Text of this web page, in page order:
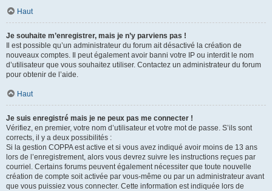
Haut
Je souhaite m’enregistrer, mais je n’y parviens pas !
Il est possible qu’un administrateur du forum ait désactivé la création de
nouveaux comptes. Il peut également avoir banni votre IP ou interdit le nom
d’utilisateur que vous souhaitez utiliser. Contactez un administrateur du forum
pour obtenir de l’aide.
Haut
Je suis enregistré mais je ne peux pas me connecter !
Vérifiez, en premier, votre nom d’utilisateur et votre mot de passe. S’ils sont
corrects, il y a deux possibilités :
Si la gestion COPPA est active et si vous avez indiqué avoir moins de 13 ans
lors de l’enregistrement, alors vous devrez suivre les instructions reçues par
courriel. Certains forums peuvent également nécessiter que toute nouvelle
création de compte soit activée par vous-même ou par un administrateur avant
que vous puissiez vous connecter. Cette information est indiquée lors de